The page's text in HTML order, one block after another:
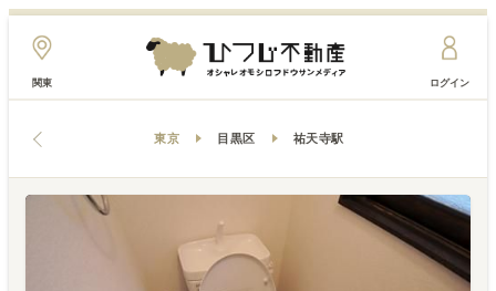
関東 ログイン
東京 目黒区 祐天寺駅